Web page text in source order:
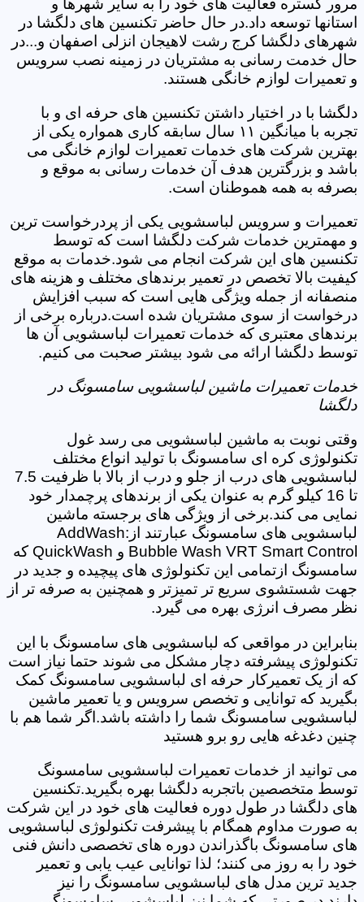
استانها توسعه داد.در حال حاضر تکنسین های دلگشا در
شهرهای دلگشا کرج رشت لاهیجان انزلی اصفهان و...در
حال خدمت رسانی به مشتریان در زمینه نصب سرویس
و تعمیرات لوازم خانگی هستند.
دلگشا با در اختیار داشتن تکنسین های حرفه ای و با
تجربه با میانگین ۱۱ سال سابقه کاری همواره یکی از
بهترین شرکت های خدمات تعمیرات لوازم خانگی می
باشد و بزرگترین هدف آن خدمات رسانی به موقع و
بصرفه به همه هموطنان است.
تعمیرات و سرویس لباسشویی یکی از پردرخواست ترین
و مهمترین خدمات شرکت دلگشا است که توسط
تکنسین های این شرکت انجام می شود.خدمات به موقع
کیفیت بالا تخصص در تعمیر برندهای مختلف و هزینه های
منصفانه از جمله ویژگی هایی است که سبب افزایش
درخواست از سوی مشتریان شده است.درباره برخی از
برندهای معتبری که خدمات تعمیرات لباسشویی آن ها
توسط دلگشا ارائه می شود بیشتر صحبت می کنیم.
خدمات تعمیرات ماشین لباسشویی سامسونگ در
دلگشا
وقتی نوبت به ماشین لباسشویی می رسد غول
تکنولوژی کره ای سامسونگ با تولید انواع مختلف
لباسشویی های درب از جلو و درب از بالا با ظرفیت 7.5
تا 16 کیلو گرم به عنوان یکی از برندهای پرچمدار خود
نمایی می کند.برخی از ویژگی های برجسته ماشین
لباسشویی های سامسونگ عبارتند از:AddWash
Bubble Wash VRT Smart Control و QuickWash که
سامسونگ ازتمامی این تکنولوژی های پیچیده و جدید در
جهت شستشوی سریع تر تمیزتر و همچنین به صرفه تر از
نظر مصرف انرژی بهره می گیرد.
بنابراین در مواقعی که لباسشویی های سامسونگ با این
تکنولوژی پیشرفته دچار مشکل می شوند حتما نیاز است
که از یک تعمیرکار حرفه ای لباسشویی سامسونگ کمک
بگیرید که توانایی و تخصص سرویس و یا تعمیر ماشین
لباسشویی سامسونگ شما را داشته باشد.اگر شما هم با
چنین دغدغه هایی رو برو هستید
می توانید از خدمات تعمیرات لباسشویی سامسونگ
توسط متخصصین باتجربه دلگشا بهره بگیرید.تکنسین
های دلگشا در طول دوره فعالیت های خود در این شرکت
به صورت مداوم همگام با پیشرفت تکنولوژی لباسشویی
های سامسونگ باگذراندن دوره های تخصصی دانش فنی
خود را به روز می کنند؛ لذا توانایی عیب یابی و تعمیر
جدید ترین مدل های لباسشویی سامسونگ را نیز